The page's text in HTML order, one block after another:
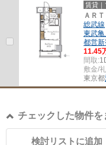
賃貸｜
ＡＲ
総武線
東武亀
都営新
11.45
間取:
敷金/
東京都
チェックした物件を
検討リストに追加